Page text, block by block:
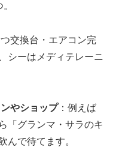
交換台・エアコン完
シーはメディテレーニ
やショップ：例えば
「グランマ・サラのキ
んで待てます。